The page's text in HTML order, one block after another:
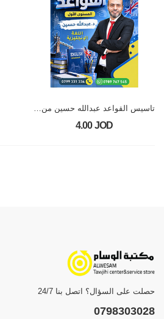
تاسيس القواعد عبدالله حسين من الصف الرابع الى العاشر
4.00 JOD
حصلت على السؤال؟ اتصل بنا 24/7
0798303028